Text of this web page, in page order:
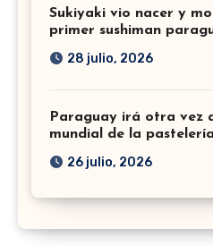
Sukiyaki vio nacer y
primer sushiman
28 julio, 2026
Paraguay irá otra vez
mundial de la pastelería
26 julio, 2026